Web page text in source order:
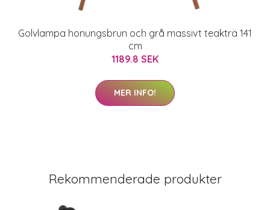
Golvlampa honungsbrun och grå massivt teakträ 141
cm
1189.8 SEK
MER INFO!
Rekommenderade produkter